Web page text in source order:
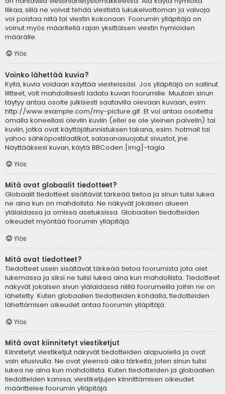
liikaa, sillä ne voivat tehdä viestistä lukukelvottoman ja valvoja
voi poistaa niitä tai viestin kokonaan. Foorumin ylläpitäjä on
voinut myös määritellä rajan yksittäisen viestin hymiöiden
määrälle.
Ylös
Voinko lähettää kuvia?
Kyllä, kuvia voidaan käyttää viesteissäsi. Jos ylläpitäjä on sallinut
liitteet, voit mahdollisesti ladata kuvan foorumille. Muutoin sinun
täytyy antaa osoite julkisesti saatavilla olevaan kuvaan, esim.
http://www.example.com/my-picture.gif. Et voi antaa osoitetta
omalla koneellasi oleviin kuviin (ellei se ole yleinen palvelin) tai
kuviin, jotka ovat käyttäjätunnistuksen takana, esim. hotmail tai
yahoo sähköpostilaatikot, salasanasuojatut sivustot, jne.
Näyttääksesi kuvan, käytä BBCoden [img]-tagia.
Ylös
Mitä ovat globaalit tiedotteet?
Globaalit tiedotteet sisältävät tärkeää tietoa ja sinun tulisi lukea
ne aina kun on mahdolista. Ne näkyvät jokaisen alueen
ylälaidassa ja omissa asetuksissa. Globaalien tiedotteiden
oikeudet myöntää foorumin ylläpitäjä.
Ylös
Mitä ovat tiedotteet?
Tiedotteet usein sisältävät tärkeää tietoa foorumista jota olet
lukemassa ja siksi ne tulisi lukea aina kun mahdollista. Tiedotteet
näkyvät jokaisen sivun ylälaidassa niillä foorumeilla joihin ne on
lähetetty. Kuten globaalien tiedotteiden kohdalla, tiedotteiden
lähettämisen oikeudet antaa foorumin ylläpitäjä.
Ylös
Mitä ovat kiinnitetyt viestiketjut
Kiinnitetyt viestiketjut näkyvät tiedotteiden alapuolella ja ovat
vain etusivulla. Ne ovat yleensä aika tärkeitä, joten sinun tulisi
lukea ne aina kun mahdollista. Kuten tiedotteiden ja globaalien
tiedotteiden kanssa, viestiketjujen kiinnittämisen oikeudet
määrittelee foorumin ylläpitäjä.